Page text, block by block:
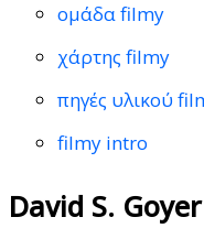
ομάδα filmy
χάρτης filmy
πηγές υλικού
filmy intro
David S.